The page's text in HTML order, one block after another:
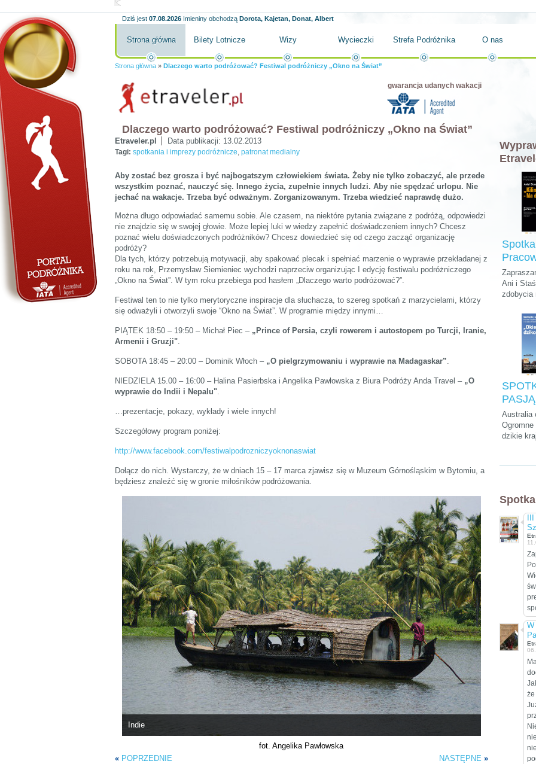
Dziś jest 07.08.2026 Imieniny obchodzą Dorota, Kajetan, Donat, Albert
Strona główna Bilety Lotnicze Wizy Wycieczki Strefa Podróżnika O nas
Strona główna » Dlaczego warto podróżować? Festiwal podróżniczy „Okno na Świat”
gwarancja udanych wakacji
Dlaczego warto podróżować? Festiwal podróżniczy „Okno na Świat”
Etraveler.pl Data publikacji: 13.02.2013
Tagi: spotkania i imprezy podróżnicze, patronat medialny
Aby zostać bez grosza i być najbogatszym człowiekiem świata. Żeby nie tylko zobaczyć, ale przede
wszystkim poznać, nauczyć się. Innego życia, zupełnie innych ludzi. Aby nie spędzać urlopu. Nie
jechać na wakacje. Trzeba być odważnym. Zorganizowanym. Trzeba wiedzieć naprawdę dużo.
Można długo odpowiadać samemu sobie. Ale czasem, na niektóre pytania związane z podróżą, odpowiedzi
nie znajdzie się w swojej głowie. Może lepiej luki w wiedzy zapełnić doświadczeniem innych? Chcesz
poznać wielu doświadczonych podróżników? Chcesz dowiedzieć się od czego zacząć organizację
podróży?
Dla tych, którzy potrzebują motywacji, aby spakować plecak i spełniać marzenie o wyprawie przekładanej z
roku na rok, Przemysław Siemieniec wychodzi naprzeciw organizując I edycję festiwalu podróżniczego
„Okno na Świat”. W tym roku przebiega pod hasłem „Dlaczego warto podróżować?”.
Festiwal ten to nie tylko merytoryczne inspiracje dla słuchacza, to szereg spotkań z marzycielami, którzy
się odważyli i otworzyli swoje “Okno na Świat”. W programie między innymi…
PIĄTEK 18:50 – 19:50 – Michał Piec – „Prince of Persia, czyli rowerem i autostopem po Turcji, Iranie,
Armenii i Gruzji"
SOBOTA 18:45 – 20:00 – Dominik Włoch – „O pielgrzymowaniu i wyprawie na Madagaskar”
NIEDZIELA 15.00 – 16:00 – Halina Pasierbska i Angelika Pawłowska z Biura Podróży Anda Travel – „O
wyprawie do Indii i Nepalu"
…prezentacje, pokazy, wykłady i wiele innych!
Szczegółowy program poniżej:
http://www.facebook.com/festiwalpodrozniczyoknonaswiat
Dołącz do nich. Wystarczy, że w dniach 15 – 17 marca zjawisz się w Muzeum Górnośląskim w Bytomiu, a
będziesz znaleźć się w gronie miłośników podróżowania.
Indie
fot. Angelika Pawłowska
« POPRZEDNIE NASTĘPNE »
Ani i
zdobycia
parkach
na
Australia
dzikie
które
tylko
świecie.
W
że